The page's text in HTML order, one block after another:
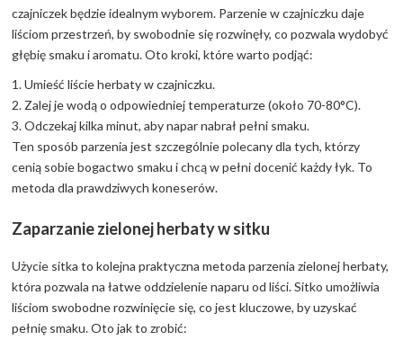
czajniczek będzie idealnym wyborem. Parzenie w czajniczku daje
liściom przestrzeń, by swobodnie się rozwinęły, co pozwala wydobyć
głębię smaku i aromatu. Oto kroki, które warto podjąć:
1. Umieść liście herbaty w czajniczku.
2. Zalej je wodą o odpowiedniej temperaturze (około 70-80°C).
3. Odczekaj kilka minut, aby napar nabrał pełni smaku.
Ten sposób parzenia jest szczególnie polecany dla tych, którzy
cenią sobie bogactwo smaku i chcą w pełni docenić każdy łyk. To
metoda dla prawdziwych koneserów.
Zaparzanie zielonej herbaty w sitku
Użycie sitka to kolejna praktyczna metoda parzenia zielonej herbaty,
która pozwala na łatwe oddzielenie naparu od liści. Sitko umożliwia
liściom swobodne rozwinięcie się, co jest kluczowe, by uzyskać
pełnię smaku. Oto jak to zrobić: